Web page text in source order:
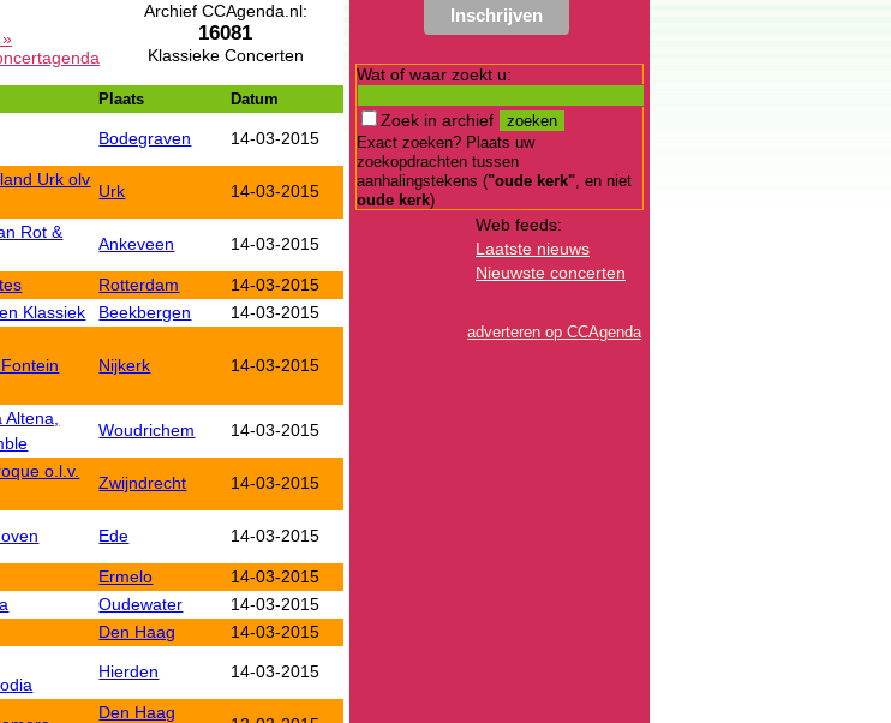
Archief CCAgenda.nl:
16081
Klassieke Concerten
Plaats Datum
Bodegraven 14-03-2015
Urk olv
Urk 14-03-2015
Rot &
Ankeveen 14-03-2015
Rotterdam
14-03-2015
Klassiek Beekbergen
14-03-2015
Nijkerk 14-03-2015
Woudrichem 14-03-2015
o.l.v.
Zwijndrecht 14-03-2015
Ede 14-03-2015
Ermelo
14-03-2015
Oudewater
14-03-2015
Den Haag 14-03-2015
Hierden 14-03-2015
Den Haag
Wat of waar zoekt u:
Zoek in archief
Exact zoeken? Plaats uw
zoekopdrachten tussen
aanhalingstekens ("oude kerk", en niet
oude kerk)
Web feeds:
Laatste nieuws
Nieuwste concerten
adverteren op CCAgenda